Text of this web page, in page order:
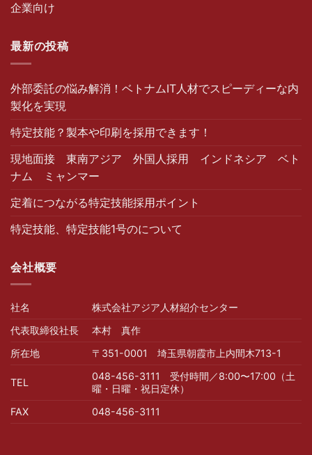
企業向け
最新の投稿
外部委託の悩み解消！ベトナムIT人材でスピーディーな内
製化を実現
特定技能？製本や印刷を採用できます！
現地面接 東南アジア 外国人採用 インドネシア ベト
ナム ミャンマー
定着につながる特定技能採用ポイント
特定技能、特定技能1号のについて
会社概要
社名
株式会社アジア人材紹介センター
代表取締役社長
本村 真作
所在地
〒351-0001 埼玉県朝霞市上内間木713-1
TEL
048-456-3111 受付時間／8:00〜17:00（土
曜・日曜・祝日定休）
FAX
048-456-3111